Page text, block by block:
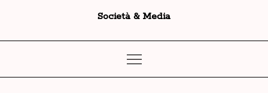
Società & Media